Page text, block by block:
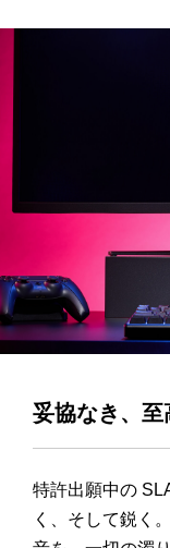
妥協なき、至
特許出願中の
く、そして鋭く